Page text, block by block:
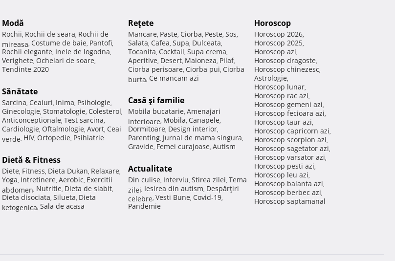
Modă
Rochii, Rochii de seara, Rochii de
mireasa, Costume de baie, Pantofi,
Rochii elegante, Inele de logodna,
Verighete, Ochelari de soare,
Tendinte 2020
Sănătate
Sarcina, Ceaiuri, Inima, Psihologie,
Ginecologie, Stomatologie, Colesterol,
Anticonceptionale, Test sarcina,
Cardiologie, Oftalmologie, Avort, Ceai
verde, HIV, Ortopedie, Psihiatrie
Dietă & Fitness
Diete, Fitness, Dieta Dukan, Relaxare,
Yoga, Intretinere, Aerobic, Exercitii
abdomen, Nutritie, Dieta de slabit,
Dieta disociata, Silueta, Dieta
ketogenica, Sala de acasa
Reţete
Mancare, Paste, Ciorba, Peste, Sos,
Salata, Cafea, Supa, Dulceata,
Tocanita, Cocktail, Supa crema,
Aperitive, Desert, Maioneza, Pilaf,
Ciorba perisoare, Ciorba pui, Ciorba
burta, Ce mancam azi
Casă şi familie
Mobila bucatarie, Amenajari
interioare, Mobila, Canapele,
Dormitoare, Design interior,
Parenting, Jurnal de mama singura,
Gravide, Femei curajoase, Autism
Actualitate
Din culise, Interviu, Stirea zilei, Tema
zilei, Iesirea din autism, Despărţiri
celebre, Vesti Bune, Covid-19,
Pandemie
Horoscop
Horoscop 2026,
Horoscop 2025,
Horoscop azi,
Horoscop dragoste,
Horoscop chinezesc,
Astrologie,
Horoscop lunar,
Horoscop rac azi,
Horoscop gemeni azi,
Horoscop fecioara azi,
Horoscop taur azi,
Horoscop capricorn azi,
Horoscop scorpion azi,
Horoscop sagetator azi,
Horoscop varsator azi,
Horoscop pesti azi,
Horoscop leu azi,
Horoscop balanta azi,
Horoscop berbec azi,
Horoscop saptamanal